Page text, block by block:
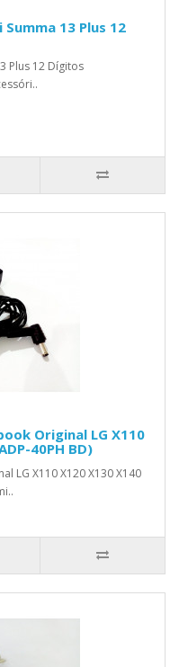
13 Plus 12
Plus 12 Dígitos
Original LG X110
40PH BD)
LG X110 X120 X130 X140